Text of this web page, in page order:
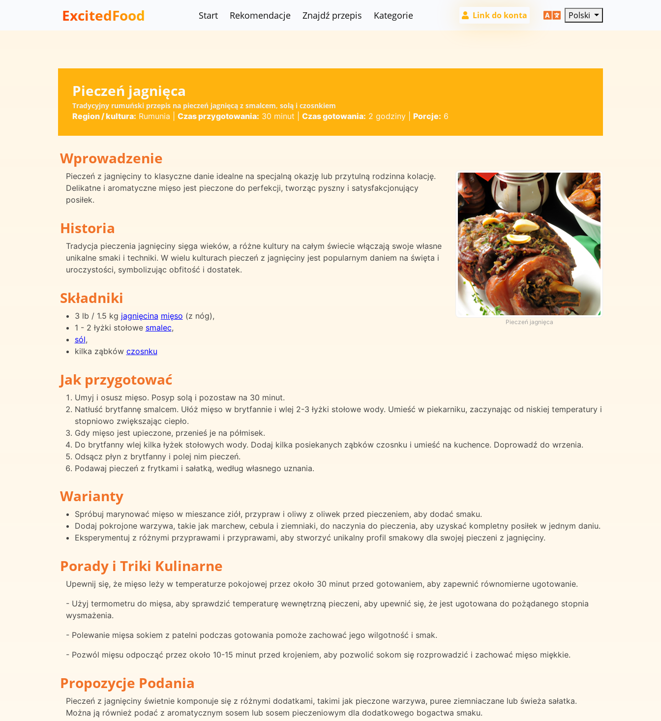
ExcitedFood Start Rekomendacje Znajdź przepis Kategorie Link do konta Polski
Pieczeń jagnięca
Tradycyjny rumuński przepis na pieczeń jagnięcą z smalcem, solą i czosnkiem
Region / kultura: Rumunia Czas przygotowania: 30 minut Czas gotowania: 2 godziny| Porcje: 6
Wprowadzenie
Pieczeń jagnięca
Pieczeń z jagnięciny to klasyczne danie idealne na specjalną okazję lub przytulną rodzinna kolację.
Delikatne i aromatyczne mięso jest pieczone do perfekcji, tworząc pyszny i satysfakcjonujący
posiłek.
Historia
Tradycja pieczenia jagnięciny sięga wieków, a różne kultury na całym świecie włączają swoje własne
unikalne smaki i techniki. W wielu kulturach pieczeń z jagnięciny jest popularnym daniem na święta i
uroczystości, symbolizując obfitość i dostatek.
Składniki
3 lb / 1.5 kg jagnięcina mięso (z nóg),
1 - 2 łyżki stołowe smalec,
sól,
kilka ząbków czosnku
Jak przygotować
Umyj i osusz mięso. Posyp solą i pozostaw na 30 minut.
Natłuść brytfannę smalcem. Ułóż mięso w brytfannie i wlej 2-3 łyżki stołowe wody. Umieść w piekarniku, zaczynając od niskiej temperatury i
stopniowo zwiększając ciepło.
Gdy mięso jest upieczone, przenieś je na półmisek.
Do brytfanny wlej kilka łyżek stołowych wody. Dodaj kilka posiekanych ząbków czosnku i umieść na kuchence. Doprowadź do wrzenia.
Odsącz płyn z brytfanny i polej nim pieczeń.
Podawaj pieczeń z frytkami i sałatką, według własnego uznania.
Warianty
Spróbuj marynować mięso w mieszance ziół, przypraw i oliwy z oliwek przed pieczeniem, aby dodać smaku.
Dodaj pokrojone warzywa, takie jak marchew, cebula i ziemniaki, do naczynia do pieczenia, aby uzyskać kompletny posiłek w jednym daniu.
Eksperymentuj z różnymi przyprawami i przyprawami, aby stworzyć unikalny profil smakowy dla swojej pieczeni z jagnięciny.
Porady i Triki Kulinarne
Upewnij się, że mięso leży w temperaturze pokojowej przez około 30 minut przed gotowaniem, aby zapewnić równomierne ugotowanie.
- Użyj termometru do mięsa, aby sprawdzić temperaturę wewnętrzną pieczeni, aby upewnić się, że jest ugotowana do pożądanego stopnia
wysmażenia.
- Polewanie mięsa sokiem z patelni podczas gotowania pomoże zachować jego wilgotność i smak.
- Pozwól mięsu odpocząć przez około 10-15 minut przed krojeniem, aby pozwolić sokom się rozprowadzić i zachować mięso miękkie.
Propozycje Podania
Pieczeń z jagnięciny świetnie komponuje się z różnymi dodatkami, takimi jak pieczone warzywa, puree ziemniaczane lub świeża sałatka.
Można ją również podać z aromatycznym sosem lub sosem pieczeniowym dla dodatkowego bogactwa smaku.